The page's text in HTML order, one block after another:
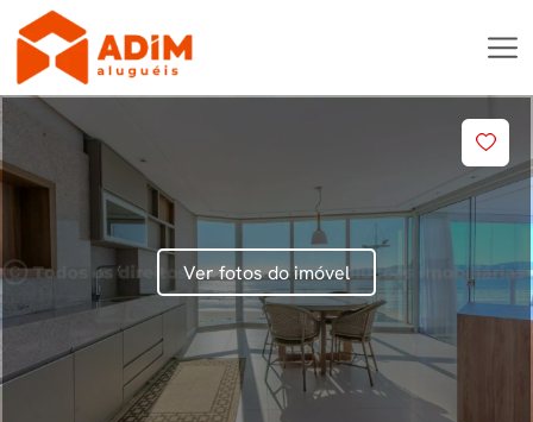
Ver fotos do imóvel